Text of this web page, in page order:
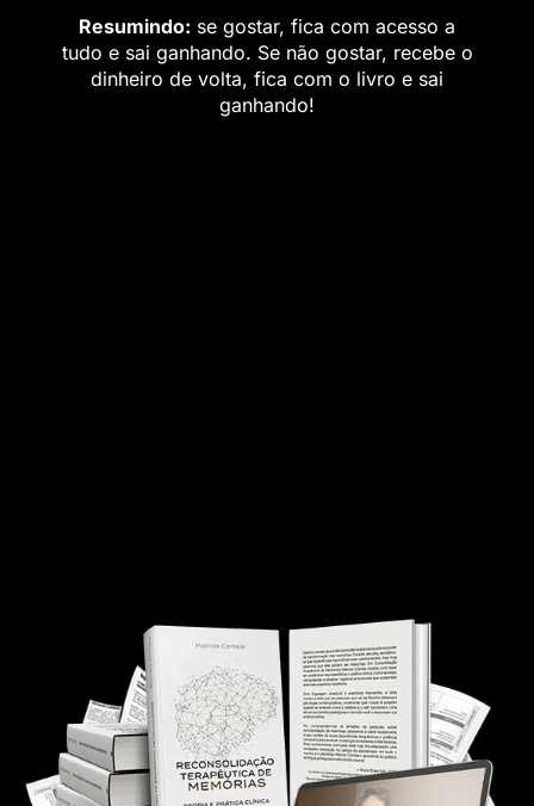
Resumindo: se gostar, fica com acesso a
tudo e sai ganhando. Se não gostar, recebe o
dinheiro de volta, fica com o livro e sai
ganhando!